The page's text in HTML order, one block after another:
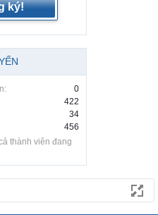
ký!
0
422
34
456
thành viên đang